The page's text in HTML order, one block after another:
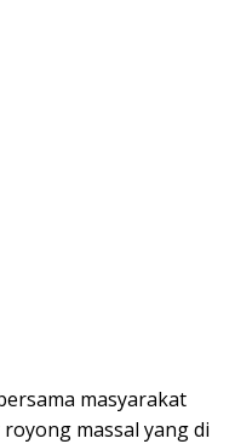
masyarakat
massal yang di